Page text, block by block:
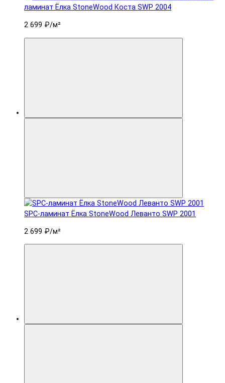
ламинат Ëлка StoneWood Коста SWP 2004
2 699 ₽/м²
SPC-ламинат Ëлка StoneWood Леванто SWP 2001
2 699 ₽/м²